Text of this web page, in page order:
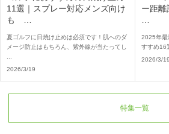
11選｜スプレー対応メンズ向け
も …
夏ゴルフに日焼け止めは必須です！肌へのダ
メージ防止はもちろん、紫外線が当たってし
2026/3/19
ー距
2025年最
すすめ16
2026/3/19
特集一覧